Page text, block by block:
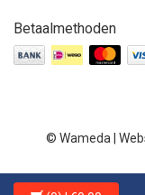
Betaalmethoden
© Wameda |